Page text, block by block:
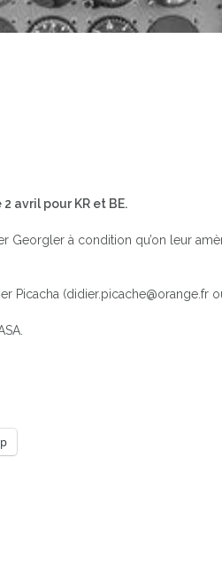
avril pour KR et BE.
Georgler à condition qu’on leur
Picacha (didier.picache@orange.fr